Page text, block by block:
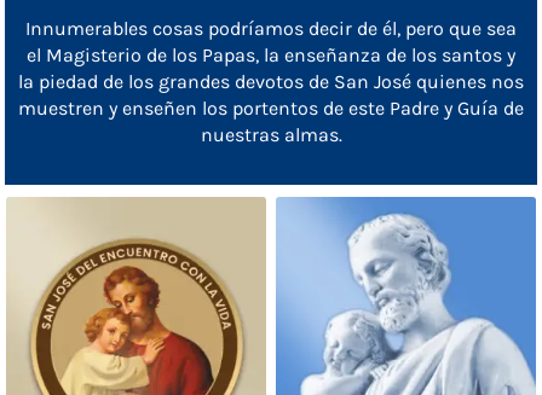
Innumerables cosas podríamos decir de él, pero que sea
el Magisterio de los Papas, la enseñanza de los santos y
la piedad de los grandes devotos de San José quienes nos
muestren y enseñen los portentos de este Padre y Guía de
nuestras almas.